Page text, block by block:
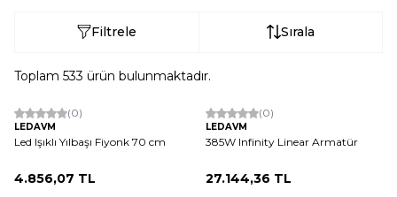
Filtrele Sırala
Toplam 533 ürün bulunmaktadır.
(0)
LEDAVM
Led Işıklı Yılbaşı Fiyonk 70 cm
4.856,07 TL
(0)
LEDAVM
385W Infinity Linear Armatür
27.144,36 TL